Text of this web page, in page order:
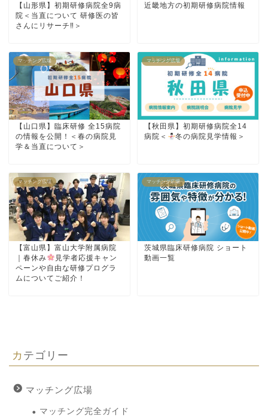
【山形県】初期研修病院全9病
院＜当直について 研修医の皆
さんにリサーチ‼＞
近畿地方の初期研修病院情報
マッチング広場
【山口県】臨床研修 全15病院
の情報を公開！＜春の病院見
学＆当直について＞
マッチング広場
【秋田県】初期研修病院全14
病院＜
冬の病院見学情報＞
マッチング広場
【富山県】富山大学附属病院
｜春休み
見学者応援キャン
ペーンや自由な研修プログラ
ムについてご紹介！
マッチング広場
茨城県臨床研修病院 ショート
動画一覧
カテゴリー
マッチング広場
マッチング完全ガイド